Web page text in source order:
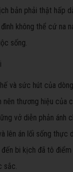
bản phải thật hấp
không thể cứ na
sống.
và sức hút của
nên thương hiệu của
vở diễn phản ánh
lên án lối sống thực
bi kịch đã tô
sắc.